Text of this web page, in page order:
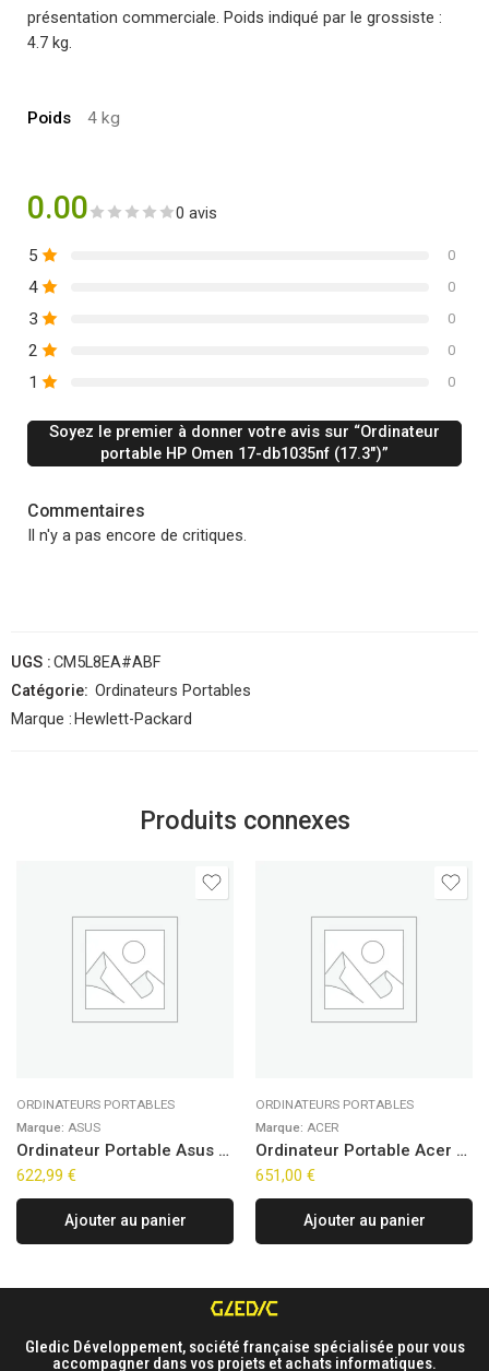
présentation commerciale. Poids indiqué par le grossiste :
4.7 kg.
Poids 4 kg
0.00 0 avis
5 0
4 0
3 0
2 0
1 0
Soyez le premier à donner votre avis sur “Ordinateur
portable HP Omen 17-db1035nf (17.3″)”
Commentaires
Il n'y a pas encore de critiques.
UGS :CM5L8EA#ABF
Catégorie: Ordinateurs Portables
Marque : Hewlett-Packard
Produits connexes
ORDINATEURS PORTABLES
Marque: ASUS
Ordinateur Portable Asus VivoBook 15 X1504ZA-BQ831W (15,6″)
622,99 €
Ajouter au panier
ORDINATEURS PORTABLES
Marque: ACER
Ordinateur Portable Acer Aspire Lite 15 AL15-33P-38XN (15,6″)
651,00 €
Ajouter au panier
Gledic Développement, société française spécialisée pour vous
accompagner dans vos projets et achats informatiques.